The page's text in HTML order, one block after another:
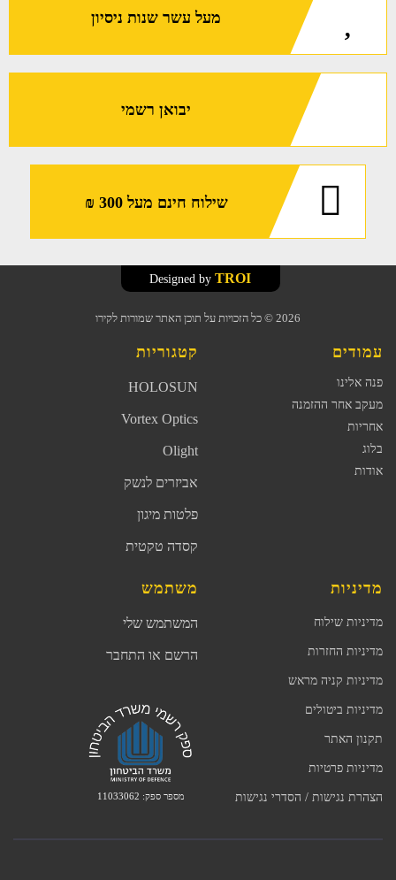
מעל עשר שנות ניסיון
יבואן רשמי
שילוח חינם מעל 300 ₪
2026 © כל הזכויות על תוכן האתר שמורות לקירו
TROI
עמודים
פנה אלינו
מעקב אחר ההזמנה
אחריות
בלוג
אודות
קטגוריות
HOLOSUN
Vortex Optics
Olight
אביזרים לנשק
פלטות מיגון
קסדה טקטית
מדיניות
מדיניות שילוח
מדיניות החזרות
מדיניות קניה מראש
מדיניות ביטולים
תקנון האתר
מדיניות פרטיות
הצהרת נגישות / הסדרי נגישות
משתמש
המשתמש שלי
הרשם או התחבר
מספר ספק: 11033062